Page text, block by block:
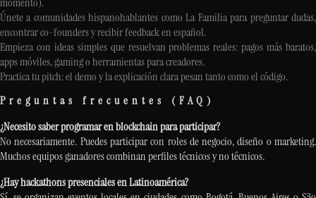
Únete a comunidades hispanohablantes como La Familia para preguntar dudas,
encontrar co-founders y recibir feedback en español.
Empieza con ideas simples que resuelvan problemas reales: pagos más baratos,
apps móviles, gaming o herramientas para creadores.
Practica tu pitch: el demo y la explicación clara pesan tanto como el código.
Preguntas frecuentes (FAQ)
¿Necesito saber programar en blockchain para participar?
No necesariamente. Puedes participar con roles de negocio, diseño o marketing.
Muchos equipos ganadores combinan perfiles técnicos y no técnicos.
¿Hay hackathons presenciales en Latinoamérica?